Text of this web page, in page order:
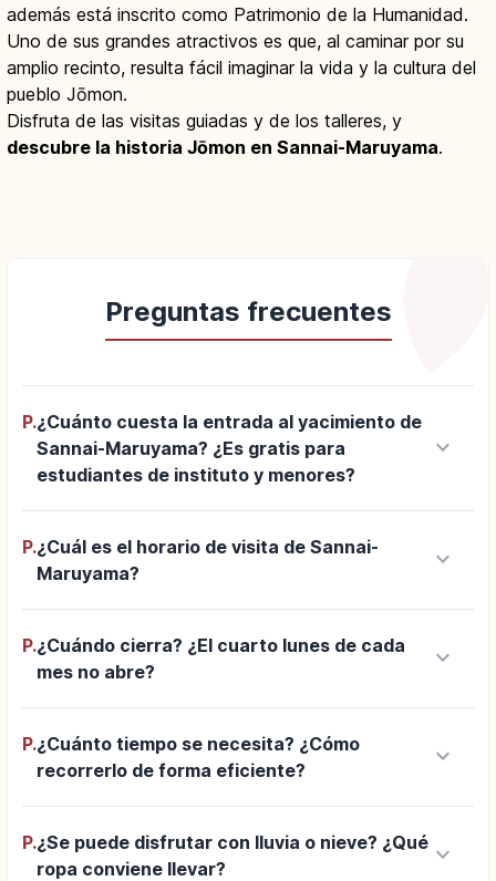
además está inscrito como Patrimonio de la Humanidad.
Uno de sus grandes atractivos es que, al caminar por su
amplio recinto, resulta fácil imaginar la vida y la cultura del
pueblo Jōmon.
Disfruta de las visitas guiadas y de los talleres, y
descubre la historia Jōmon en Sannai-Maruyama.
Preguntas frecuentes
P.¿Cuánto cuesta la entrada al yacimiento de
Sannai-Maruyama? ¿Es gratis para
estudiantes de instituto y menores?
keyboard_arrow_down
P.¿Cuál es el horario de visita de Sannai-
Maruyama?
keyboard_arrow_down
P.¿Cuándo cierra? ¿El cuarto lunes de cada
mes no abre?
keyboard_arrow_down
P.¿Cuánto tiempo se necesita? ¿Cómo
recorrerlo de forma eficiente?
keyboard_arrow_down
P.¿Se puede disfrutar con lluvia o nieve? ¿Qué
ropa conviene llevar?
keyboard_arrow_down